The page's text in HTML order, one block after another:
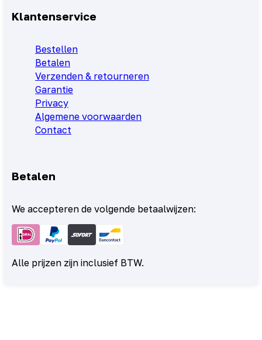
Klantenservice
Bestellen
Betalen
Verzenden & retourneren
Garantie
Privacy
Algemene voorwaarden
Contact
Betalen
We accepteren de volgende betaalwijzen:
Alle prijzen zijn inclusief BTW.